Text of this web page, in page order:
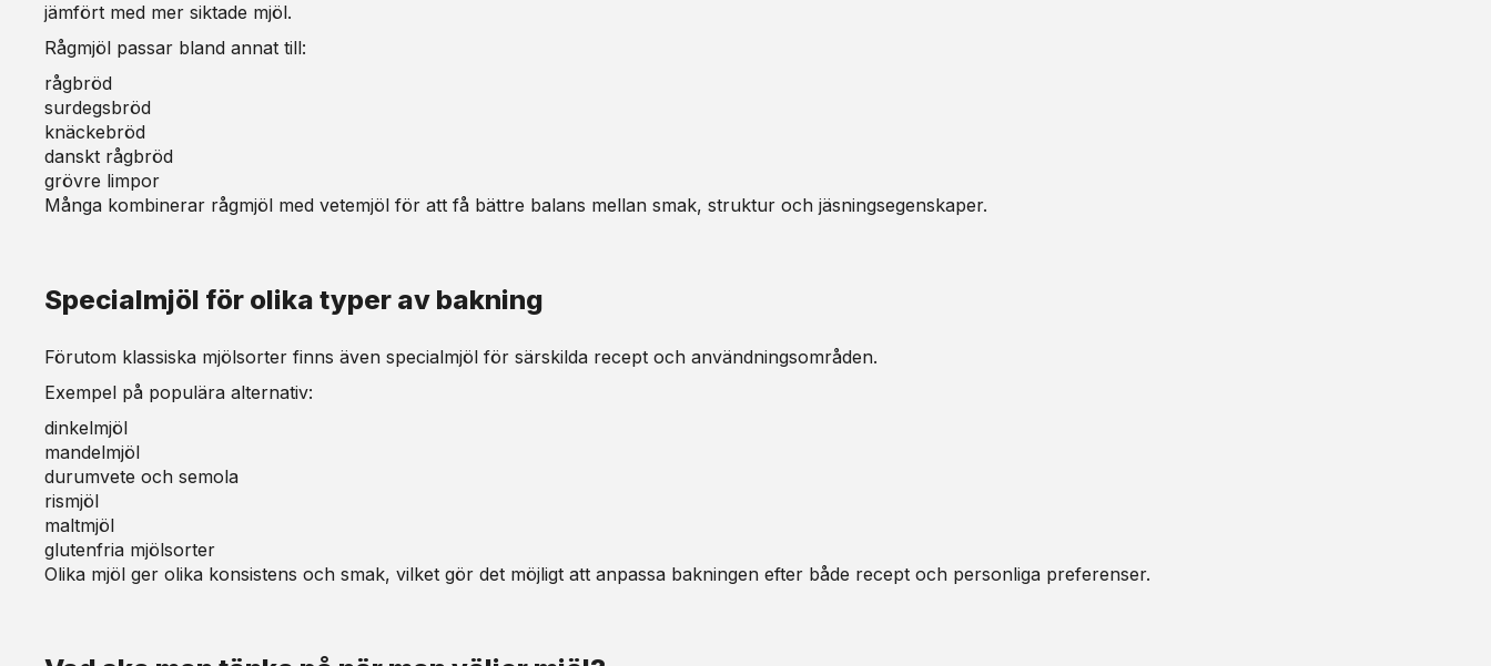
jämfört med mer siktade mjöl.
Rågmjöl passar bland annat till:
rågbröd
surdegsbröd
knäckebröd
danskt rågbröd
grövre limpor
Många kombinerar rågmjöl med vetemjöl för att få bättre balans mellan smak, struktur och jäsningsegenskaper.
Specialmjöl för olika typer av bakning
Förutom klassiska mjölsorter finns även specialmjöl för särskilda recept och användningsområden.
Exempel på populära alternativ:
dinkelmjöl
mandelmjöl
durumvete och semola
rismjöl
maltmjöl
glutenfria mjölsorter
Olika mjöl ger olika konsistens och smak, vilket gör det möjligt att anpassa bakningen efter både recept och personliga preferenser.